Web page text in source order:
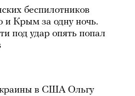
беспилотников
и Крым за одну ночь.
под удар опять попал
в США Ольгу